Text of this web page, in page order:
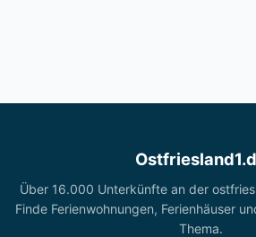
Über 16.000 Unterkünfte an der
Finde Ferienwohnungen, Ferienhäuser
Thema.